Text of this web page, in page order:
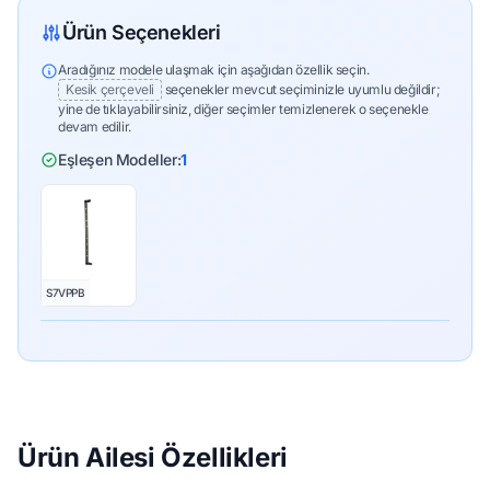
Ürün Seçenekleri
Aradığınız modele ulaşmak için aşağıdan özellik seçin.
Kesik çerçeveli
seçenekler mevcut seçiminizle uyumlu değildir;
yine de tıklayabilirsiniz, diğer seçimler temizlenerek o seçenekle
devam edilir.
Eşleşen Modeller:1
S7VPPB
Ürün Ailesi Özellikleri